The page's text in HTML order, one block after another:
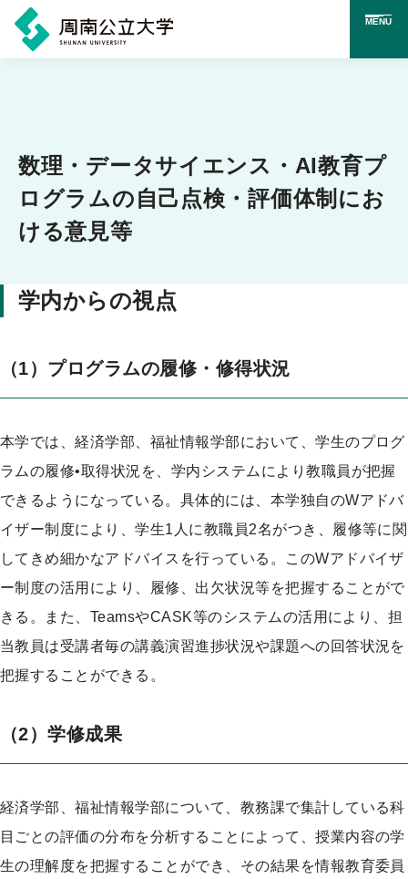
キ
MENU
数理・データサイエンス・AI教育プ
ログラムの自己点検・評価体制にお
ける意見等
学内からの視点
（1）プログラムの履修・修得状況
本学では、経済学部、福祉情報学部において、学生のプログ
ラムの履修•取得状況を、学内システムにより教職員が把握
できるようになっている。具体的には、本学独自のWアドバ
イザー制度により、学生1人に教職員2名がつき、履修等に関
してきめ細かなアドバイスを行っている。このWアドバイザ
ー制度の活用により、履修、出欠状況等を把握することがで
きる。また、TeamsやCASK等のシステムの活用により、担
当教員は受講者毎の講義演習進捗状況や課題への回答状況を
把握することができる。
（2）学修成果
経済学部、福祉情報学部について、教務課で集計している科
目ごとの評価の分布を分析することによって、授業内容の学
生の理解度を把握することができ、その結果を情報教育委員